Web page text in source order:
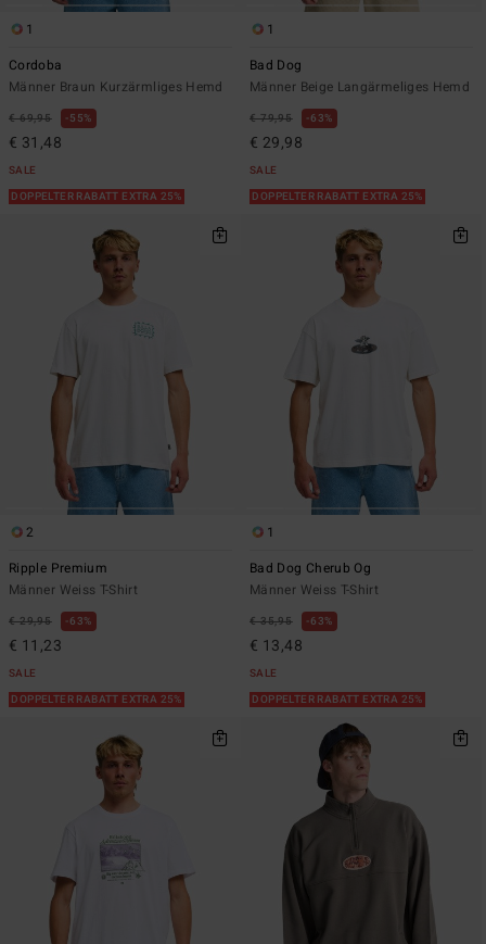
1
Cordoba
Männer Braun Kurzärmliges Hemd
€ 69,95 55%
€ 31,48
SALE
DOPPELTER RABATT EXTRA 25%
1
Bad Dog
Männer Beige Langärmeliges Hemd
€ 79,95 63%
€ 29,98
SALE
DOPPELTER RABATT EXTRA 25%
2
Ripple Premium
Männer Weiss T-Shirt
€ 29,95 63%
€ 11,23
SALE
DOPPELTER RABATT EXTRA 25%
1
Bad Dog Cherub Og
Männer Weiss T-Shirt
€ 35,95 63%
€ 13,48
SALE
DOPPELTER RABATT EXTRA 25%